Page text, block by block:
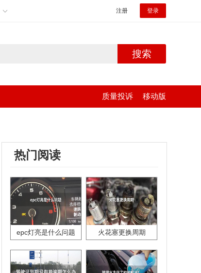
注册 登录
搜索
质量投诉 移动版
热门阅读
epc灯亮是什么问题 火花塞更换周期